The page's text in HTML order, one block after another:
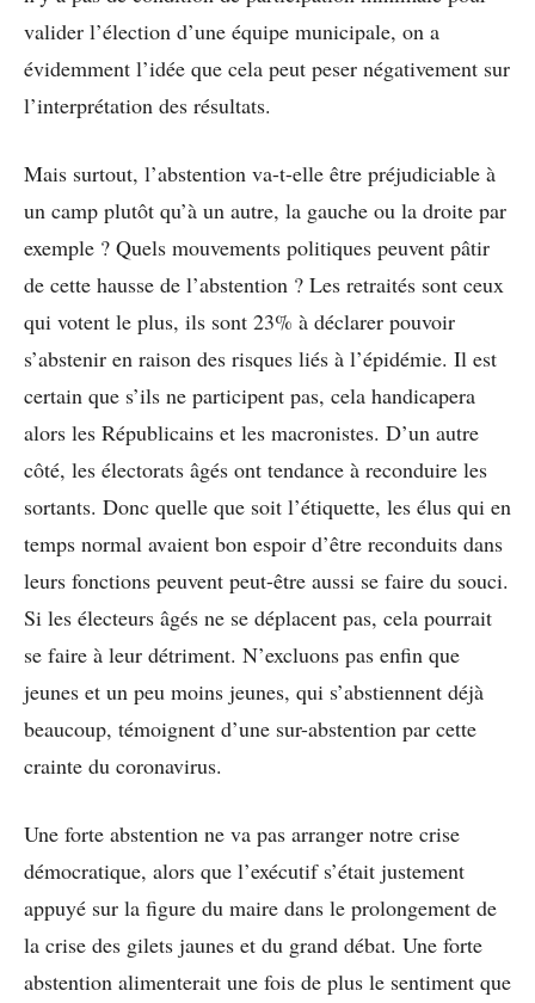
valider l’élection d’une équipe municipale, on a
évidemment l’idée que cela peut peser négativement sur
l’interprétation des résultats.
Mais surtout, l’abstention va-t-elle être préjudiciable à
un camp plutôt qu’à un autre, la gauche ou la droite par
exemple ? Quels mouvements politiques peuvent pâtir
de cette hausse de l’abstention ? Les retraités sont ceux
qui votent le plus, ils sont 23% à déclarer pouvoir
s’abstenir en raison des risques liés à l’épidémie. Il est
certain que s’ils ne participent pas, cela handicapera
alors les Républicains et les macronistes. D’un autre
côté, les électorats âgés ont tendance à reconduire les
sortants. Donc quelle que soit l’étiquette, les élus qui en
temps normal avaient bon espoir d’être reconduits dans
leurs fonctions peuvent peut-être aussi se faire du souci.
Si les électeurs âgés ne se déplacent pas, cela pourrait
se faire à leur détriment. N’excluons pas enfin que
jeunes et un peu moins jeunes, qui s’abstiennent déjà
beaucoup, témoignent d’une sur-abstention par cette
crainte du coronavirus.
Une forte abstention ne va pas arranger notre crise
démocratique, alors que l’exécutif s’était justement
appuyé sur la figure du maire dans le prolongement de
la crise des gilets jaunes et du grand débat. Une forte
abstention alimenterait une fois de plus le sentiment que